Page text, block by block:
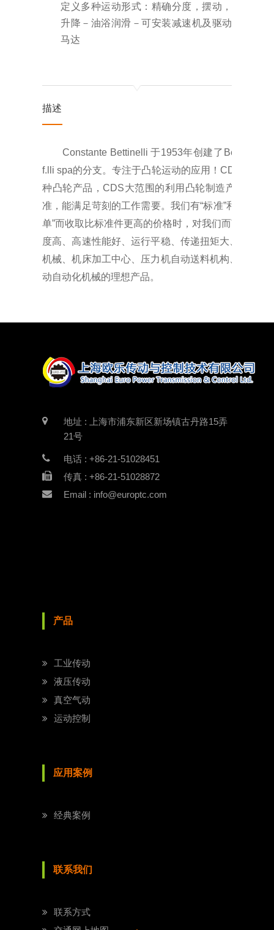
定义多种运动形式：精确分度，摆动，
升降 －油浴润滑 －可安装减速机及驱动
马达
描述
Constante Bettinelli 于1953年创建了Bettinelli
f.lli spa的分支。专注于凸轮运动的应用！CDS是目
种凸轮产品，CDS大范围的利用凸轮制造产品。设
准，能满足苛刻的工作需要。 我们有“标准”和非标凸
单”而收取比标准件更高的价格时，对我们而言，都
度高、高速性能好、运行平稳、传递扭矩大、结构
机械、机床加工中心、压力机自动送料机构、电源
动自动化机械的理想产品。
地址 : 上海市浦东新区新场镇古丹路15弄
21号
电话 : +86-21-51028451
传真 : +86-21-51028872
Email : info@europtc.com
产品
工业传动
液压传动
真空气动
运动控制
应用案例
经典案例
联系我们
联系方式